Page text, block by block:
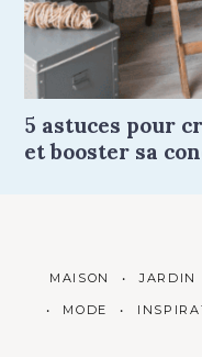
5 astuces pour
et booster sa
MAISON JARDIN
MODE